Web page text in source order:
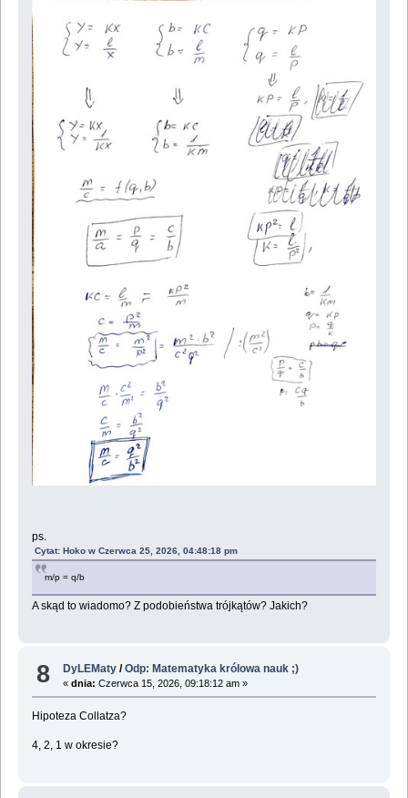
ps.
Cytat: Hoko w Czerwca 25, 2026, 04:48:18 pm
m/p = q/b
A skąd to wiadomo? Z podobieństwa trójkątów? Jakich?
8 DyLEMaty /Odp: Matematyka królowa nauk ;)
«dnia: Czerwca 15, 2026, 09:18:12 am »
Hipoteza Collatza?
4, 2, 1 w okresie?